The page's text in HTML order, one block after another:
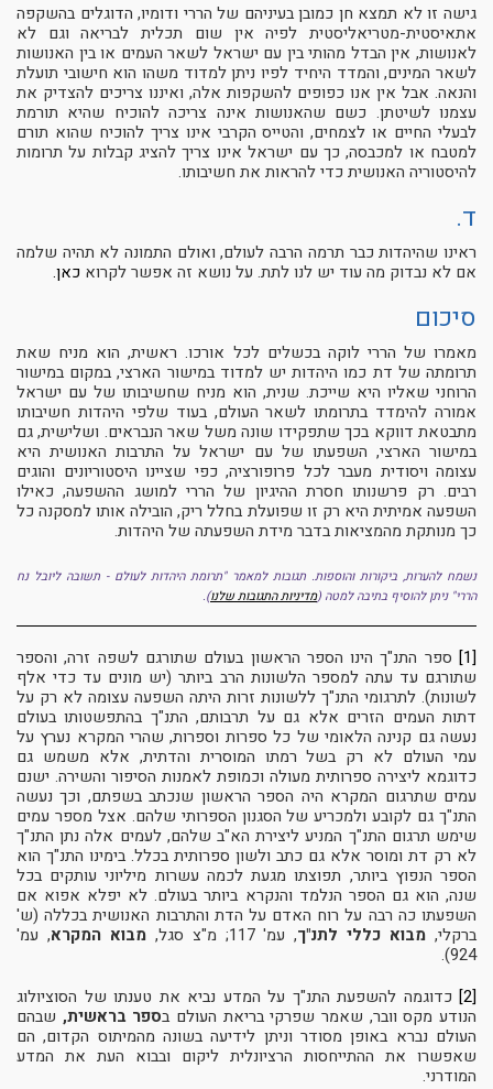
גישה זו לא תמצא חן כמובן בעיניהם של הררי ודומיו, הדוגלים בהשקפה
אתאיסטית-מטריאליסטית לפיה אין שום תכלית לבריאה וגם לא
לאנושות, אין הבדל מהותי בין עם ישראל לשאר העמים או בין האנושות
לשאר המינים, והמדד היחיד לפיו ניתן למדוד משהו הוא חישובי תועלת
והנאה. אבל אין אנו כפופים להשקפות אלה, ואיננו צריכים להצדיק את
עצמנו לשיטתן. כשם שהאנושות אינה צריכה להוכיח שהיא תורמת
לבעלי החיים או לצמחים, והטייס הקרבי אינו צריך להוכיח שהוא תורם
למטבח או למכבסה, כך עם ישראל אינו צריך להציג קבלות על תרומות
להיסטוריה האנושית כדי להראות את חשיבותו.
ד.
ראינו שהיהדות כבר תרמה הרבה לעולם, ואולם התמונה לא תהיה שלמה
אם לא נבדוק מה עוד יש לנו לתת. על נושא זה אפשר לקרוא כאן.
סיכום
מאמרו של הררי לוקה בכשלים לכל אורכו. ראשית, הוא מניח שאת
תרומתה של דת כמו היהדות יש למדוד במישור הארצי, במקום במישור
הרוחני שאליו היא שייכת. שנית, הוא מניח שחשיבותו של עם ישראל
אמורה להימדד בתרומתו לשאר העולם, בעוד שלפי היהדות חשיבותו
מתבטאת דווקא בכך שתפקידו שונה משל שאר הנבראים. ושלישית, גם
במישור הארצי, השפעתו של עם ישראל על התרבות האנושית היא
עצומה ויסודית מעבר לכל פרופורציה, כפי שציינו היסטוריונים והוגים
רבים. רק פרשנותו חסרת ההיגיון של הררי למושג ההשפעה, כאילו
השפעה אמיתית היא רק זו שפועלת בחלל ריק, הובילה אותו למסקנה כל
כך מנותקת מהמציאות בדבר מידת השפעתה של היהדות.
נשמח להערות, ביקורות והוספות. תגובות למאמר "תרומת היהדות לעולם - תשובה ליובל נח
הררי" ניתן להוסיף בתיבה למטה (מדיניות התגובות שלנו).
[1]
ספר התנ"ך הינו הספר הראשון בעולם שתורגם לשפה זרה, והספר
שתורגם עד עתה למספר הלשונות הרב ביותר (יש מונים עד כדי אלף
לשונות). לתרגומי התנ"ך ללשונות זרות היתה השפעה עצומה לא רק על
דתות העמים הזרים אלא גם על תרבותם, התנ"ך בהתפשטותו בעולם
נעשה גם קנינה הלאומי של כל ספרות וספרות, שהרי המקרא נערץ על
עמי העולם לא רק בשל רמתו המוסרית והדתית, אלא משמש גם
כדוגמא ליצירה ספרותית מעולה וכמופת לאמנות הסיפור והשירה. ישנם
עמים שתרגום המקרא היה הספר הראשון שנכתב בשפתם, וכך נעשה
התנ"ך גם לקובע ולמכריע של הסגנון הספרותי שלהם. אצל מספר עמים
שימש תרגום התנ"ך המניע ליצירת הא"ב שלהם, לעמים אלה נתן התנ"ך
לא רק דת ומוסר אלא גם כתב ולשון ספרותית בכלל. בימינו התנ"ך הוא
הספר הנפוץ ביותר, תפוצתו מגעת לכמה עשרות מיליוני עותקים בכל
שנה, הוא גם הספר הנלמד והנקרא ביותר בעולם. לא יפלא אפוא אם
השפעתו כה רבה על רוח האדם על הדת והתרבות האנושית בכללה (ש'
ברקלי, מבוא כללי לתנ"ך, עמ' 117; מ"צ סגל, מבוא המקרא, עמ'
924).
[2]
כדוגמה להשפעת התנ"ך על המדע נביא את טענתו של הסוציולוג
הנודע מקס וובר, שאמר שפרקי בריאת העולם בספר בראשית, שבהם
העולם נברא באופן מסודר וניתן לידיעה בשונה מהמיתוס הקדום, הם
שאפשרו את ההתייחסות הרציונלית ליקום ובבוא העת את המדע
המודרני.